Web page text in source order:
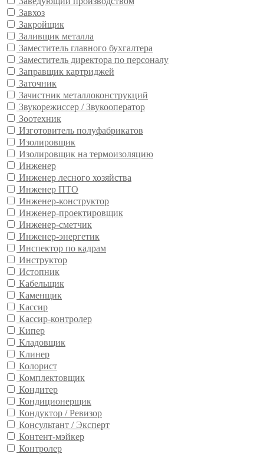
Завхоз
Закройщик
Заливщик металла
Заместитель главного бухгалтера
Заместитель директора по персоналу
Заправщик картриджей
Заточник
Зачистник металлоконструкций
Звукорежиссер / Звукооператор
Зоотехник
Изготовитель полуфабрикатов
Изолировщик
Изолировщик на термоизоляцию
Инженер
Инженер лесного хозяйства
Инженер ПТО
Инженер-конструктор
Инженер-проектировщик
Инженер-сметчик
Инженер-энергетик
Инспектор по кадрам
Инструктор
Истопник
Кабельщик
Каменщик
Кассир
Кассир-контролер
Кипер
Кладовщик
Клинер
Колорист
Комплектовщик
Кондитер
Кондиционерщик
Кондуктор / Ревизор
Консультант / Эксперт
Контент-мэйкер
Контролер